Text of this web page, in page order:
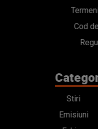
Cod
Stiri
Emisiuni